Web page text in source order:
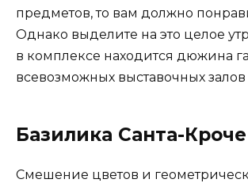
предметов, то вам должно
Однако выделите на это целое
в комплексе находится дюжина
всевозможных выставочных залов
Базилика Санта-Кроче
Смешение цветов и